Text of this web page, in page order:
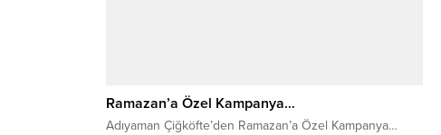
Ramazan’a Özel Kampanya…
Adıyaman Çiğköfte’den Ramazan’a Özel Kampanya…